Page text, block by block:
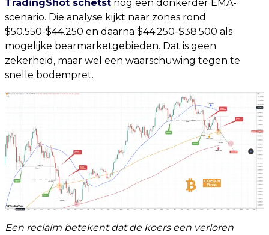
TradingShot schetst nog een donkerder EMA-
scenario. Die analyse kijkt naar zones rond
$50.550-$44.250 en daarna $44.250-$38.500 als
mogelijke bearmarketgebieden. Dat is geen
zekerheid, maar wel een waarschuwing tegen te
snelle bodempret.
Een reclaim betekent dat de koers een verloren